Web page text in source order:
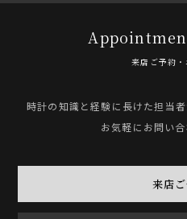
来店ご予約
時計の知識と経験に長けた担当
お気軽にお問い合
来店